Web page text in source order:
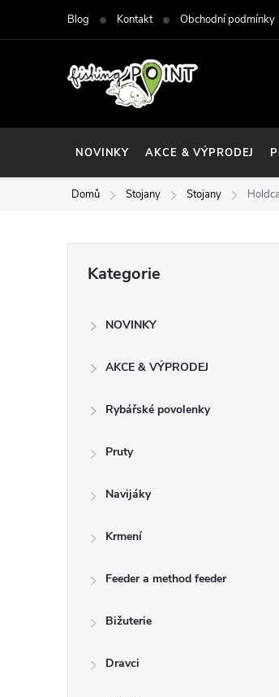
Blog Kontakt Obchodní podmínky
NOVINKY AKCE & VÝPRODEJ
Domů Stojany Stojany
kategorie
Kategorie
NOVINKY
AKCE & VÝPRODEJ
Rybářské povolenky
Pruty
Navijáky
Krmení
Feeder a method feeder
Bižuterie
Dravci